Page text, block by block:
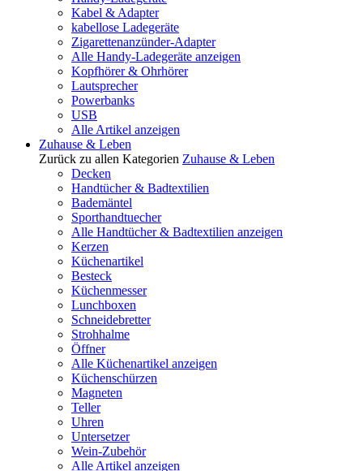
Kabel & Adapter
kabellose Ladegeräte
Zigarettenanzünder-Adapter
Alle Handy-Ladegeräte anzeigen
Kopfhörer & Ohrhörer
Lautsprecher
Powerbanks
USB
Alle Artikel anzeigen
Zuhause & Leben
Zurück zu allen Kategorien Zuhause & Leben
Decken
Handtücher & Badtextilien
Bademäntel
Sporthandtuecher
Alle Handtücher & Badtextilien anzeigen
Kerzen
Küchenartikel
Besteck
Küchenmesser
Lunchboxen
Schneidebretter
Strohhalme
Öffner
Alle Küchenartikel anzeigen
Küchenschürzen
Magneten
Teller
Uhren
Untersetzer
Wein-Zubehör
Alle Artikel anzeigen